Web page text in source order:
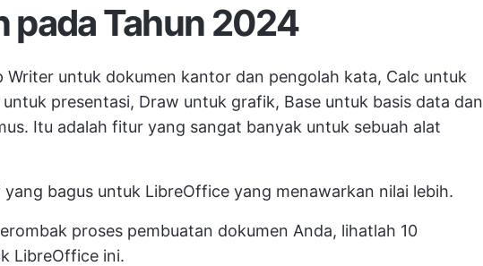
pada Tahun 2024
Writer untuk dokumen kantor dan pengolah kata, Calc untuk
presentasi, Draw untuk grafik, Base untuk basis data dan
Itu adalah fitur yang sangat banyak untuk sebuah alat
bagus untuk LibreOffice yang menawarkan nilai lebih.
proses pembuatan dokumen Anda, lihatlah 10
LibreOffice ini.